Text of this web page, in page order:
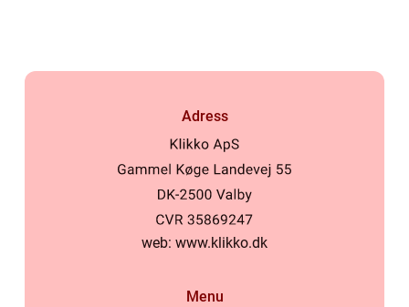
Adress
web: www.klikko.dk
Menu